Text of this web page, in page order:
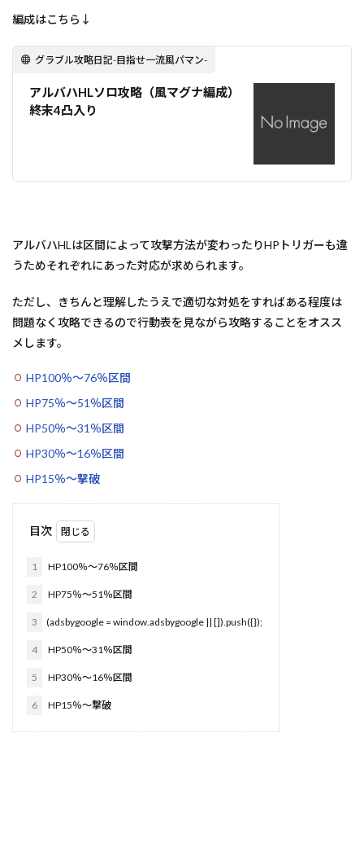
編成はこちら↓
グラブル攻略日記-目指せ一流風パマン-
アルバハHLソロ攻略（風マグナ編成）
終末4凸入り
アルバハHLは区間によって攻撃方法が変わったりHPトリガーも違
うためそれぞれにあった対応が求められます。
ただし、きちんと理解したうえで適切な対処をすればある程度は
問題なく攻略できるので行動表を見ながら攻略することをオスス
メします。
HP100％～76％区間
HP75％～51％区間
HP50％～31％区間
HP30％～16％区間
HP15％～撃破
目次
1 HP100％～76％区間
2 HP75％～51％区間
3 (adsbygoogle = window.adsbygoogle || []).push({});
4 HP50％～31％区間
5 HP30％～16％区間
6 HP15％～撃破